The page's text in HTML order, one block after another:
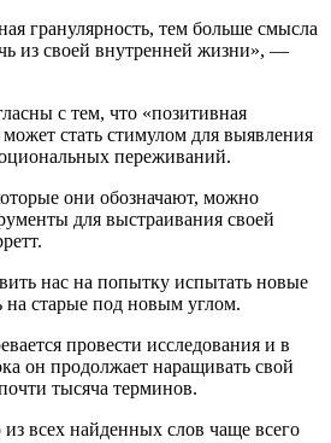
гранулярность, тем больше смысла
из своей внутренней жизни», —
с тем, что «позитивная
стать стимулом для выявления
переживаний.
они обозначают, можно
для выстраивания своей
нас на попытку испытать новые
старые под новым углом.
провести исследования и в
он продолжает наращивать свой
тысяча терминов.
всех найденных слов чаще всего